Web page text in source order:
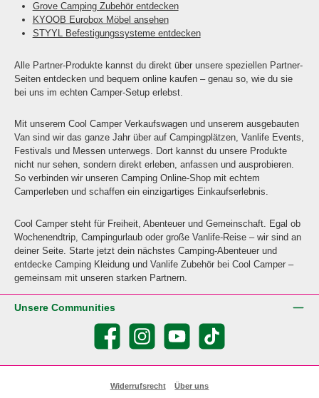
Grove Camping Zubehör entdecken
KYOOB Eurobox Möbel ansehen
STYYL Befestigungssysteme entdecken
Alle Partner-Produkte kannst du direkt über unsere speziellen Partner-
Seiten entdecken und bequem online kaufen – genau so, wie du sie
bei uns im echten Camper-Setup erlebst.
Mit unserem Cool Camper Verkaufswagen und unserem ausgebauten
Van sind wir das ganze Jahr über auf Campingplätzen, Vanlife Events,
Festivals und Messen unterwegs. Dort kannst du unsere Produkte
nicht nur sehen, sondern direkt erleben, anfassen und ausprobieren.
So verbinden wir unseren Camping Online-Shop mit echtem
Camperleben und schaffen ein einzigartiges Einkaufserlebnis.
Cool Camper steht für Freiheit, Abenteuer und Gemeinschaft. Egal ob
Wochenendtrip, Campingurlaub oder große Vanlife-Reise – wir sind an
deiner Seite. Starte jetzt dein nächstes Camping-Abenteuer und
entdecke Camping Kleidung und Vanlife Zubehör bei Cool Camper –
gemeinsam mit unseren starken Partnern.
Unsere Communities
Facebook Instagram YouTube TikTok
Widerrufsrecht Über uns